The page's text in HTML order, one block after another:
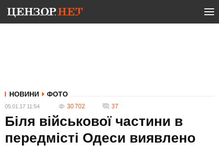
НОВИНИ ФОТО
05.01.17 11:54 30 702 37
Біля військової частини в
передмісті Одеси виявлено